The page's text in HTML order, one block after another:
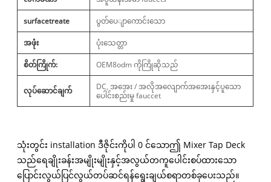
surfacetreate ပွတ်ပေျာကောင်းသော
အဖုံး ပုံးသေတ္တာ
စိတ်ကြိုက်: OEM8odm ကိုကြိုဆိုသည်
လုပ်ဆောင်ချက်
DC, အအေး / အလိုအလျောက်အအေးနှင့်ပူသော
ပေါင်းစည်းမှု fauccet
သုံးတွင်း installation ဒီဇိုင်းကိုပါ 0 င်သောဤ Mixer Tap Deck
သည်ရေချိုးခန်းအမျိုးမျိုးနှင့်အလွယ်တကူပေါင်းစပ်ထားသော
ပြောင်းလွယ်ပြင်လွယ်တပ်ဆင်ရန်ရွေးချယ်စရာတစ်ခုပေးသည်။